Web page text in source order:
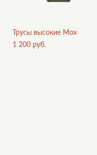
Трусы высокие Мох
1 200 pуб.